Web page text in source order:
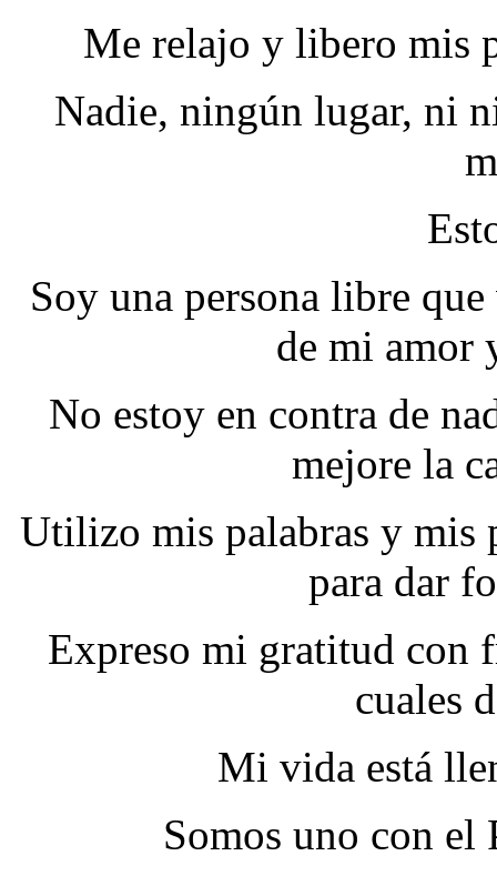
Me relajo y libero mis
Nadie, ningún lugar, ni
Soy una persona libre
de mi amor
No estoy en contra de
mejore la
Utilizo mis palabras y mis
para dar
Expreso mi gratitud con
cuales
Mi vida está
Somos uno con el